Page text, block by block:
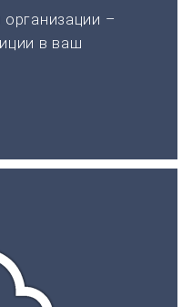
–
в ваш